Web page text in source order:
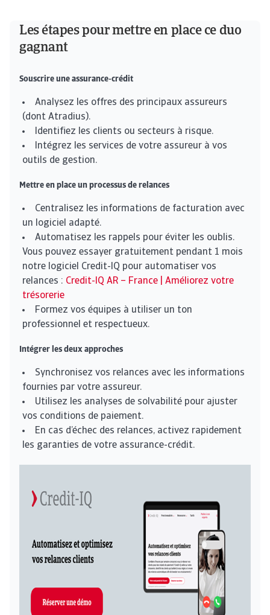
Les étapes pour mettre en place ce duo
gagnant
Souscrire une assurance-crédit
Analysez les offres des principaux assureurs
(dont Atradius).
Identifiez les clients ou secteurs à risque.
Intégrez les services de votre assureur à vos
outils de gestion.
Mettre en place un processus de relances
Centralisez les informations de facturation avec
un logiciel adapté.
Automatisez les rappels pour éviter les oublis.
Vous pouvez essayer gratuitement pendant 1 mois
notre logiciel Credit-IQ pour automatiser vos
relances : Credit-IQ AR – France | Améliorez votre
trésorerie
Formez vos équipes à utiliser un ton
professionnel et respectueux.
Intégrer les deux approches
Synchronisez vos relances avec les informations
fournies par votre assureur.
Utilisez les analyses de solvabilité pour ajuster
vos conditions de paiement.
En cas d’échec des relances, activez rapidement
les garanties de votre assurance-crédit.